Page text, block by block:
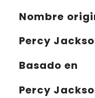
Nombre
Percy
Basado en
Percy